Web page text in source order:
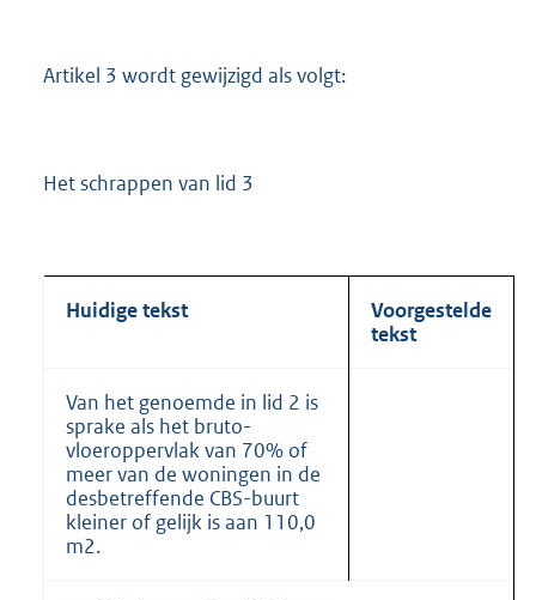
Artikel 3 wordt gewijzigd als volgt:
Het schrappen van lid 3
Huidige tekst
Voorgestelde
tekst
Van het genoemde in lid 2 is
sprake als het bruto-
vloeroppervlak van 70% of
meer van de woningen in de
desbetreffende CBS-buurt
kleiner of gelijk is aan 110,0
m2.